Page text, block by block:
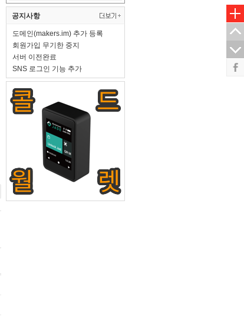
공지사항
도메인(makers.im) 추가 등록
회원가입 무기한 중지
서버 이전완료
SNS 로그인 기능 추가